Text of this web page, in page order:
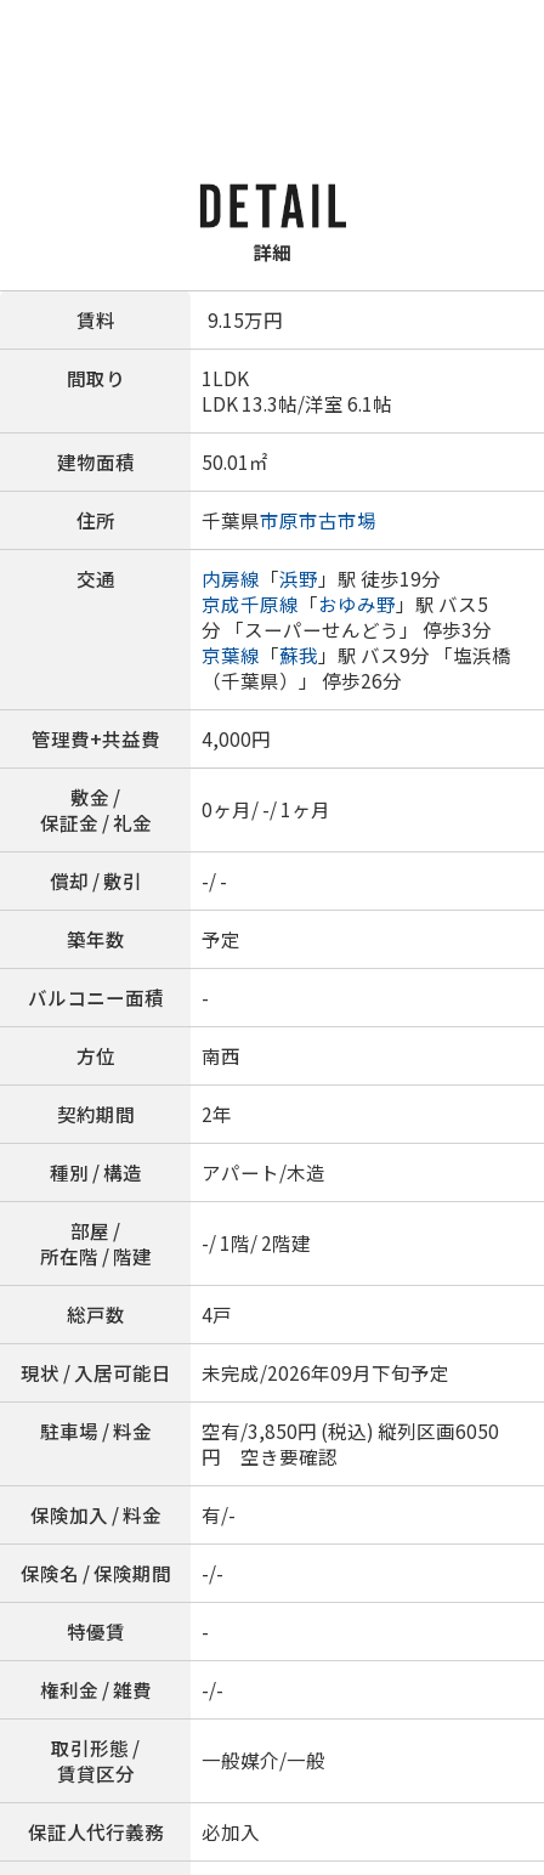
詳細
賃料 9.15万円
間取り
1LDK
LDK 13.3帖/洋室 6.1帖
建物面積 50.01㎡
住所 千葉県市原市古市場
交通 内房線 「浜野 」駅 徒歩19分
京成千原線 「おゆみ野 」駅 バス5
分 「スーパーせんどう」 停歩3分
京葉線 「蘇我 」駅 バス9分 「塩浜橋
（千葉県）」 停歩26分
管理費+共益費 4,000円
敷金 /
保証金 / 礼金
0ヶ月/ -/ 1ヶ月
償却 / 敷引 -/ -
築年数 予定
バルコニー面積 -
方位 南西
契約期間 2年
種別 / 構造 アパート/木造
部屋 /
所在階 / 階建
-/ 1階/ 2階建
総戸数 4戸
現状 / 入居可能日 未完成/2026年09月下旬予定
駐車場 / 料金
空有/3,850円 (税込) 縦列区画6050
円 空き要確認
保険加入 / 料金 有/-
保険名 / 保険期間 -/-
特優賃 -
権利金 / 雑費 -/-
取引形態 /
賃貸区分
一般媒介/一般
保証人代行義務 必加入